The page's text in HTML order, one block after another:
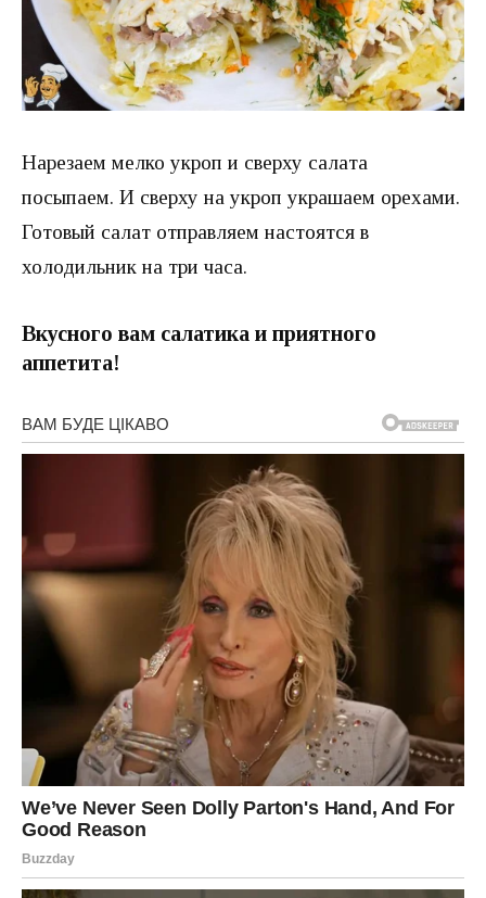
Нарезаем мелко укроп и сверху салата
посыпаем. И сверху на укроп украшаем орехами.
Готовый салат отправляем настоятся в
холодильник на три часа.
Вкусного вам салатика и приятного
аппетита!